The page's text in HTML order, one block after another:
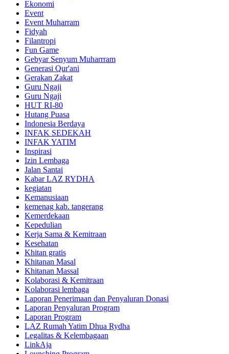
Ekonomi
Event
Event Muharram
Fidyah
Filantropi
Fun Game
Gebyar Senyum Muharrram
Generasi Qur'ani
Gerakan Zakat
Guru Ngaji
Guru Ngaji
HUT RI-80
Hutang Puasa
Indonesia Berdaya
INFAK SEDEKAH
INFAK YATIM
Inspirasi
Izin Lembaga
Jalan Santai
Kabar LAZ RYDHA
kegiatan
Kemanusiaan
kemenag kab. tangerang
Kemerdekaan
Kepedulian
Kerja Sama & Kemitraan
Kesehatan
Khitan gratis
Khitanan Masal
Khitanan Massal
Kolaborasi & Kemitraan
Kolaborasi lembaga
Laporan Penerimaan dan Penyaluran Donasi
Laporan Penyaluran Program
Laporan Program
LAZ Rumah Yatim Dhua Rydha
Legalitas & Kelembagaan
LinkAja